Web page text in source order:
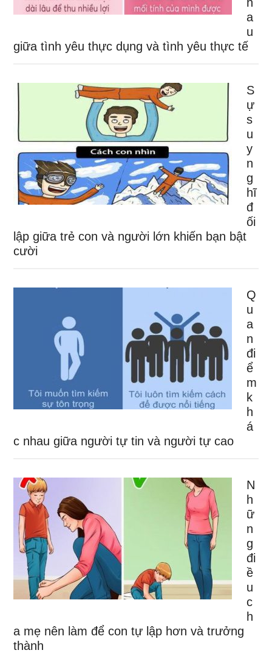
a
u
giữa tình yêu thực dụng và tình yêu thực tế
S
ự
s
u
y
n
g
hĩ
đ
ối
lập giữa trẻ con và người lớn khiến bạn bật
cười
Q
u
a
n
đi
ể
m
k
h
á
c nhau giữa người tự tin và người tự cao
N
h
ữ
n
g
đi
ề
u
c
h
a mẹ nên làm để con tự lập hơn và trưởng
thành